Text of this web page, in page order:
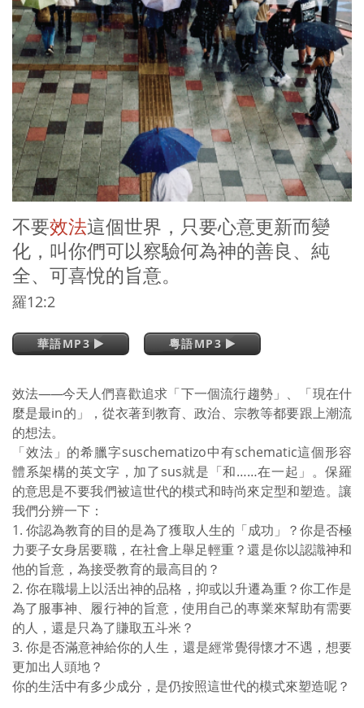
不要效法這個世界，只要心意更新而變
化，叫你們可以察驗何為神的善良、純
全、可喜悅的旨意。
羅12:2
華語MP3 粵語MP3
效法——今天人們喜歡追求「下一個流行趨勢」、「現在什
麼是最in的」，從衣著到教育、政治、宗教等都要跟上潮流
的想法。
「效法」的希臘字suschematizo中有schematic這個形容
體系架構的英文字，加了sus就是「和……在一起」。保羅
的意思是不要我們被這世代的模式和時尚來定型和塑造。讓
我們分辨一下：
1. 你認為教育的目的是為了獲取人生的「成功」？你是否極
力要子女身居要職，在社會上舉足輕重？還是你以認識神和
他的旨意，為接受教育的最高目的？
2. 你在職場上以活出神的品格，抑或以升遷為重？你工作是
為了服事神、履行神的旨意，使用自己的專業來幫助有需要
的人，還是只為了賺取五斗米？
3. 你是否滿意神給你的人生，還是經常覺得懷才不遇，想要
更加出人頭地？
你的生活中有多少成分，是仍按照這世代的模式來塑造呢？